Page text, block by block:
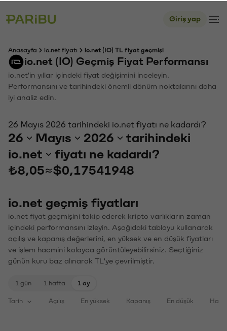
Giriş yap
Anasayfa io.net fiyatı io.net (IO) TL fiyat geçmişi
io.net (IO) Geçmiş Fiyat Performansı
io.net'in yıllar içindeki fiyat değişimini inceleyin.
Performansını ve tarihindeki önemli dönüm noktalarını daha
iyi analiz edin.
26 Mayıs 2026 tarihindeki io.net fiyatı ne kadardı?
26 Mayıs 2026
tarihindeki
io.net
fiyatı ne kadardı?
₺8,05≈$0,17541948
io.net geçmiş fiyatları
io.net fiyat geçmişini takip ederek kripto varlıkların zaman
içindeki performansını izleyin. Aşağıdaki tabloyu kullanarak
açılış ve kapanış değerlerini, en yüksek ve en düşük fiyatları
ve işlem hacmini kolayca görüntüleyebilirsiniz. Seçtiğiniz
günün kuru baz alınarak TL'ye çevrilmiştir.
1 gün 1 hafta 1 ay
Tarih Açılış En yüksek Kapanış En düşük